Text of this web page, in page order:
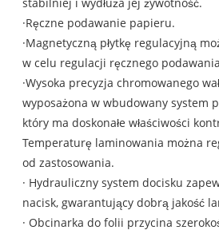
·Ręczne podawanie papieru.
·Magnetyczną płytkę regulacyjną
w celu regulacji ręcznego
·Wysoka precyzja chromowanego
wyposażona w wbudowany system
który ma doskonałe właściwości
Temperaturę laminowania można
od zastosowania.
· Hydrauliczny system docisku
nacisk, gwarantujący dobrą jakość
· Obcinarka do folii przycina